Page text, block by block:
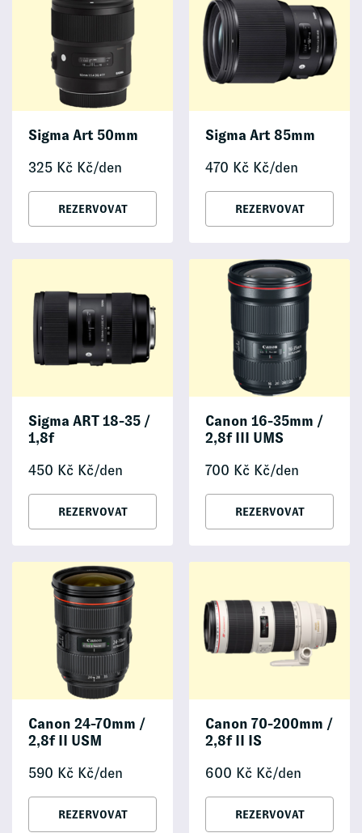
Sigma Art 50mm
325 Kč Kč/den
REZERVOVAT
Sigma Art 85mm
470 Kč Kč/den
REZERVOVAT
Sigma ART 18-35 /
1,8f
450 Kč Kč/den
REZERVOVAT
Canon 16-35mm /
2,8f III UMS
700 Kč Kč/den
REZERVOVAT
Canon 24-70mm /
2,8f II USM
590 Kč Kč/den
REZERVOVAT
Canon 70-200mm /
2,8f II IS
600 Kč Kč/den
REZERVOVAT